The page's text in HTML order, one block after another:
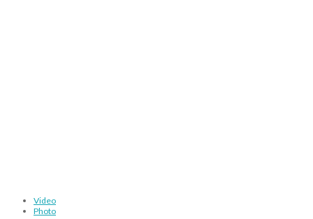
Video
Photo